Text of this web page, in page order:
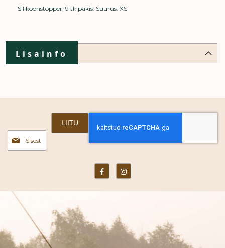
Silikoonstopper, 9 tk pakis. Suurus: XS
Lisainfo
uudiskirjaga:
LIITU